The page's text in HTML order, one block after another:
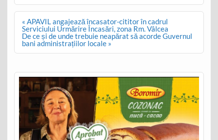
Post
navigation
« APAVIL angajează încasator-cititor în cadrul
Serviciului Urmărire Încasări, zona Rm. Vâlcea
De ce și de unde trebuie neapărat să acorde Guvernul
bani administrațiilor locale »